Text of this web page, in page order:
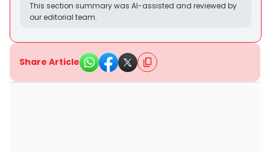
This section summary was AI-assisted and reviewed by
our editorial team.
Share Article